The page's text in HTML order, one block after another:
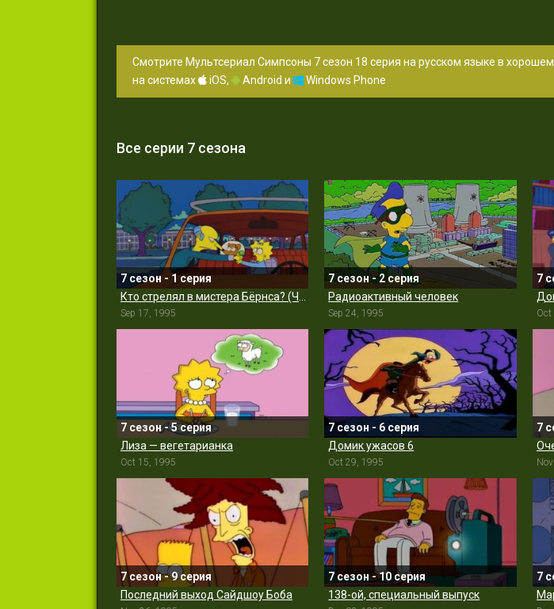
Смотрите Мультсериал Симпсоны 7 сезон 18 серия на русском языке в
на системах
iOS, Android и Windows Phone
Все серии 7 сезона
7 сезон - 1 серия
Sep 17, 1995
7 сезон - 2 серия
Радиоактивный человек
Sep 24, 1995
7
Oct
7 сезон - 5 серия
Лиза — вегетарианка
Oct 15, 1995
7 сезон - 6 серия
Домик ужасов 6
Oct 29, 1995
7
7 сезон - 9 серия
Последний выход Сайдшоу Боба
7 сезон - 10 серия
138-ой, специальный выпуск
7